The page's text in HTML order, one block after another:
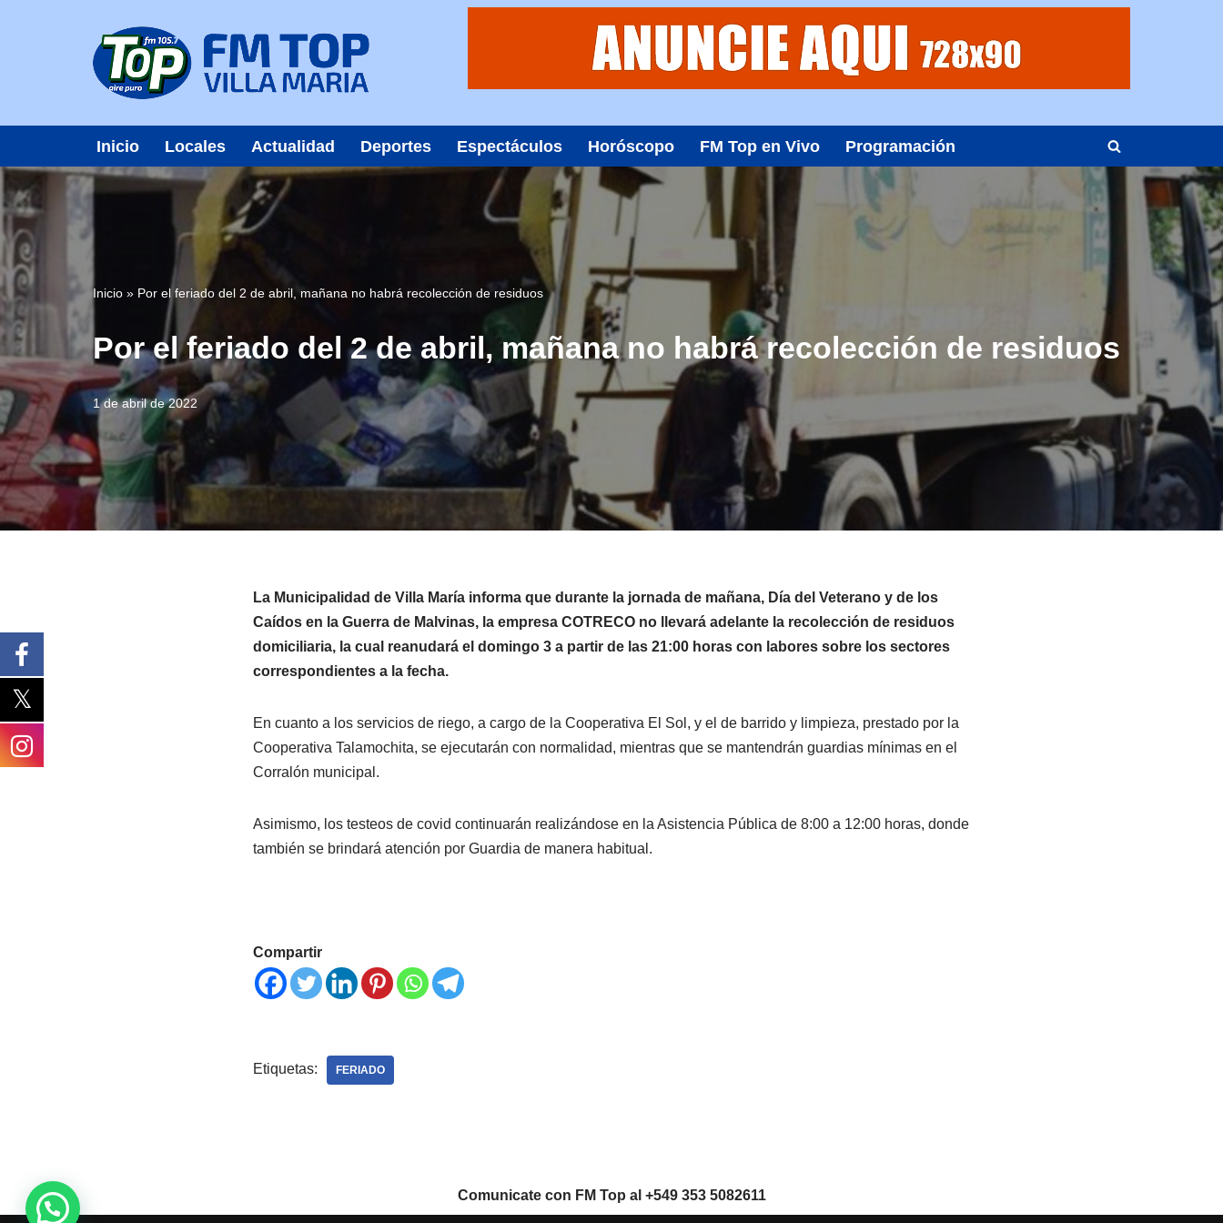
Inicio Locales Actualidad Deportes Espectáculos Horóscopo FM Top en Vivo Programación
Inicio » Por el feriado del 2 de abril, mañana no habrá recolección de residuos
Por el feriado del 2 de abril, mañana no habrá recolección de residuos
1 de abril de 2022
La Municipalidad de Villa María informa que durante la jornada de mañana, Día del Veterano y de los
Caídos en la Guerra de Malvinas, la empresa COTRECO no llevará adelante la recolección de residuos
domiciliaria, la cual reanudará el domingo 3 a partir de las 21:00 horas con labores sobre los sectores
correspondientes a la fecha.
En cuanto a los servicios de riego, a cargo de la Cooperativa El Sol, y el de barrido y limpieza, prestado por la
Cooperativa Talamochita, se ejecutarán con normalidad, mientras que se mantendrán guardias mínimas en el
Corralón municipal.
Asimismo, los testeos de covid continuarán realizándose en la Asistencia Pública de 8:00 a 12:00 horas, donde
también se brindará atención por Guardia de manera habitual.
Compartir
Etiquetas: FERIADO
Comunicate con FM Top al +549 353 5082611